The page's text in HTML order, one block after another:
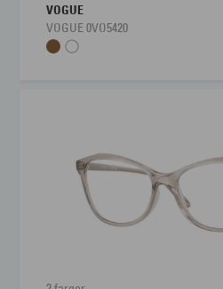
VOGUE
VOGUE 0VO5420